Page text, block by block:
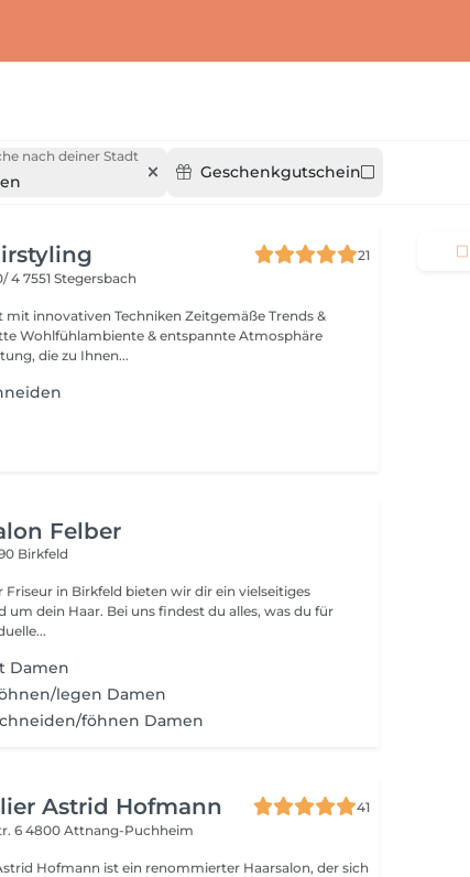
nach deiner Stadt
Geschenkgutschein
21
47551 Stegersbach
mit innovativen Techniken Zeitgemäße Trends &
Wohlfühlambiente & entspannte Atmosphäre
die zu Ihnen...
Felber
Birkfeld
Friseur in Birkfeld bieten wir dir ein vielseitiges
um dein Haar. Bei uns findest du alles, was du für
Damen
legen Damen
föhnen Damen
Astrid Hofmann
41
64800 Attnang-Puchheim
Hofmann ist ein renommierter Haarsalon, der sich